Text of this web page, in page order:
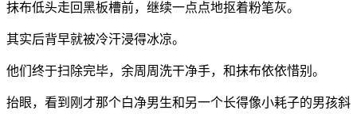
抹布低头走回黑板槽前，继续一点点地抠着粉笔灰。
其实后背早就被冷汗浸得冰凉。
他们终于扫除完毕，余周周洗干净手，和抹布依依惜别。
抬眼，看到刚才那个白净男生和另一个长得像小耗子的男孩斜